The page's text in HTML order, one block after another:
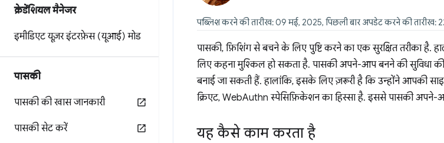
क्रेडेंशियल मैनेजर
इमीडिएट यूज़र इंटरफ़ेस (यूआई) मोड
पासकी
पासकी की खास जानकारी
पासकी सेट करें
पब्लिश करने की तारीख: 09 मई, 2025, पिछली बार अपडेट करने की तारीख:
पासकी, फ़िशिंग से बचने के लिए पुष्टि करने का एक सुरक्षित तरीका है.
लिए कहना मुश्किल हो सकता है. पासकी अपने-आप बनने की सुविधा
बनाई जा सकती हैं. हालांकि, इसके लिए ज़रूरी है कि उन्होंने आपकी
क्रिएट, WebAuthn स्पेसिफ़िकेशन का हिस्सा है. इससे पासकी अपने-
यह कैसे काम करता है